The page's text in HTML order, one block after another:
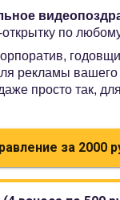
по
рекламы
просто так,
за 2000